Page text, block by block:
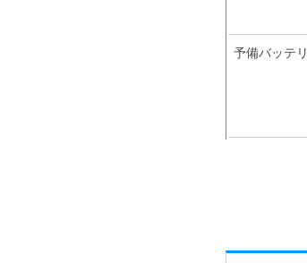
予備バッテ